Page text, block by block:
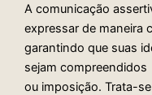
A comunicação
expressar de maneira
garantindo que suas
sejam
ou imposição. Trata-